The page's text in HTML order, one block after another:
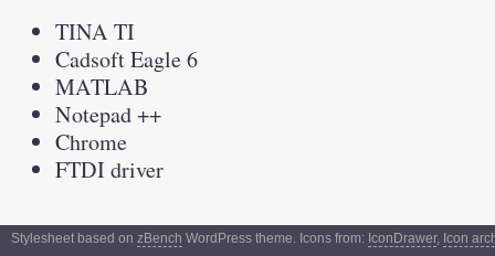
TINA TI
Cadsoft Eagle 6
MATLAB
Notepad ++
Chrome
FTDI driver
Stylesheet based on zBench WordPress theme. Icons from: IconDrawer, Icon